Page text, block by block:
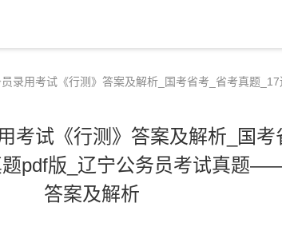
录用考试《行测》答案及解析_国考省考_省考真题
考试《行测》答案及解析_国考
pdf版_辽宁公务员考试真题
答案及解析